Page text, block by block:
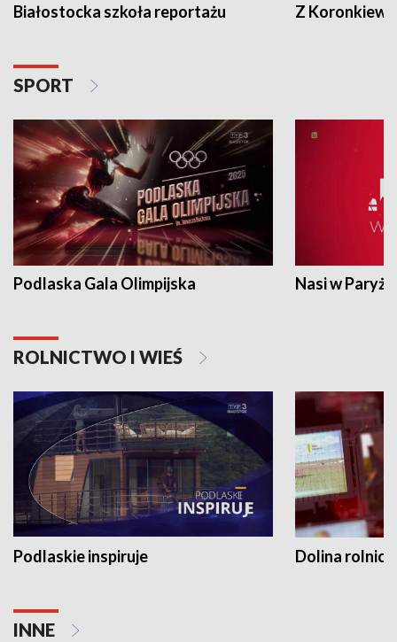
Białostocka szkoła reportażu Z
SPORT
Podlaska Gala Olimpijska Nasi w Paryżu
ROLNICTWO I WIEŚ
Podlaskie inspiruje Dolina
INNE